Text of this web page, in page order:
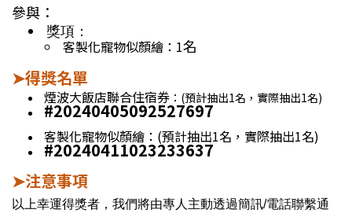
參與：
獎項：
客製化寵物似顏繪：1名
➤得獎名單
煙波大飯店聯合住宿券 ：(預計抽出1名，實際抽出1名)
#20240405092527697
客製化寵物似顏繪： (預計抽出1名，實際抽出1名)
#20240411023233637
➤注意事項
以上幸運得獎者，我們將由專人主動透過簡訊/電話聯繫通